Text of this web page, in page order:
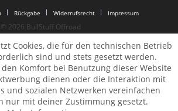
Rückgabe Widerrufsrecht Impressum
© 2026 BullStuff Offroad
Cookies, die für den technischen Betrieb
sind und stets gesetzt werden.
den Komfort bei Benutzung dieser Website
dienen oder die Interaktion mit
und sozialen Netzwerken vereinfachen
nur mit deiner Zustimmung gesetzt.